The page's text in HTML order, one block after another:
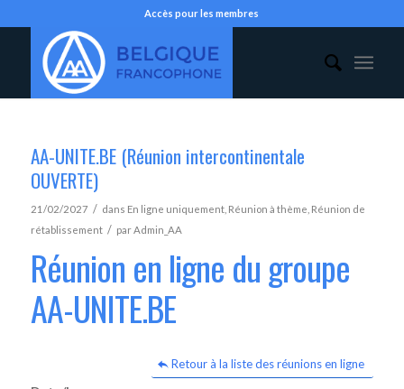
Accès pour les membres
AA-UNITE.BE (Réunion intercontinentale
OUVERTE)
21/02/2027 / dans En ligne uniquement, Réunion à thème Réunion de
rétablissement / parAdmin_AA
Réunion en ligne du groupe
AA-UNITE.BE
Retour à la liste des réunions en ligne